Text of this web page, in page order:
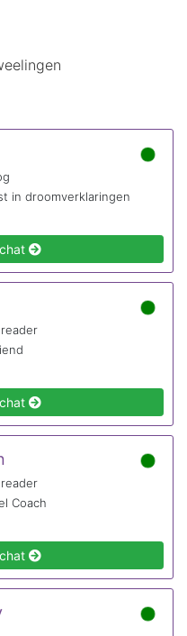
in droomverklaringen
Coach